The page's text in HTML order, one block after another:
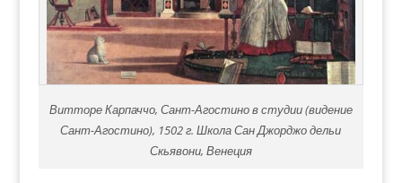
Витторе Карпаччо, Сант-Агостино в студии (видение
Сант-Агостино), 1502 г. Школа Сан Джорджо дельи
Скьявони, Венеция